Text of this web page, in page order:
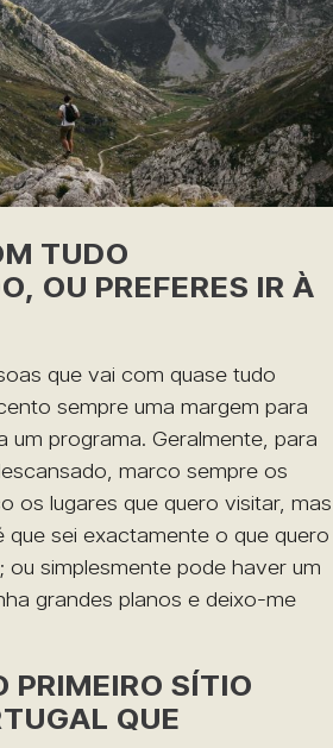
TUDO
OU PREFERES IR À
que vai com quase tudo
sempre uma margem para
um programa. Geralmente, para
marco sempre os
os lugares que quero visitar, mas
sei exactamente o que quero
ou simplesmente pode haver um
grandes planos e deixo-me
PRIMEIRO SÍTIO
QUE